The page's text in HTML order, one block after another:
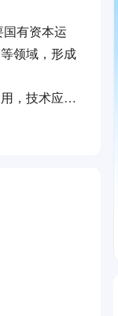
有资本运
领域，形成
，技术应用
设施等战略
为业务稳健
配套、改善
展路径。